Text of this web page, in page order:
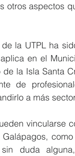
otros aspectos
la UTPL ha
en el
la Isla Santa
de
a más
vincularse
duda